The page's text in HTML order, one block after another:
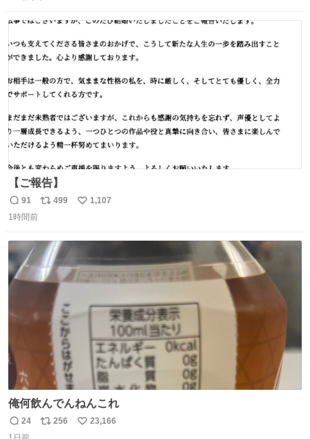
数
【ご報告】
返
信
91
リ
ト
数
499
い
1,107
1時間前
俺何飲んでんねんこれ
返
24
リ
256
い
23,166